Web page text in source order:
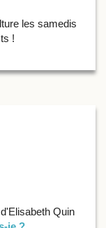
les samedis
!
Quin